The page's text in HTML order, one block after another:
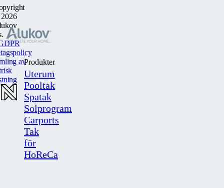
Produkter
Uterum
Pooltak
Spatak
Solprogram
Carports
Tak
för
HoReCa
av